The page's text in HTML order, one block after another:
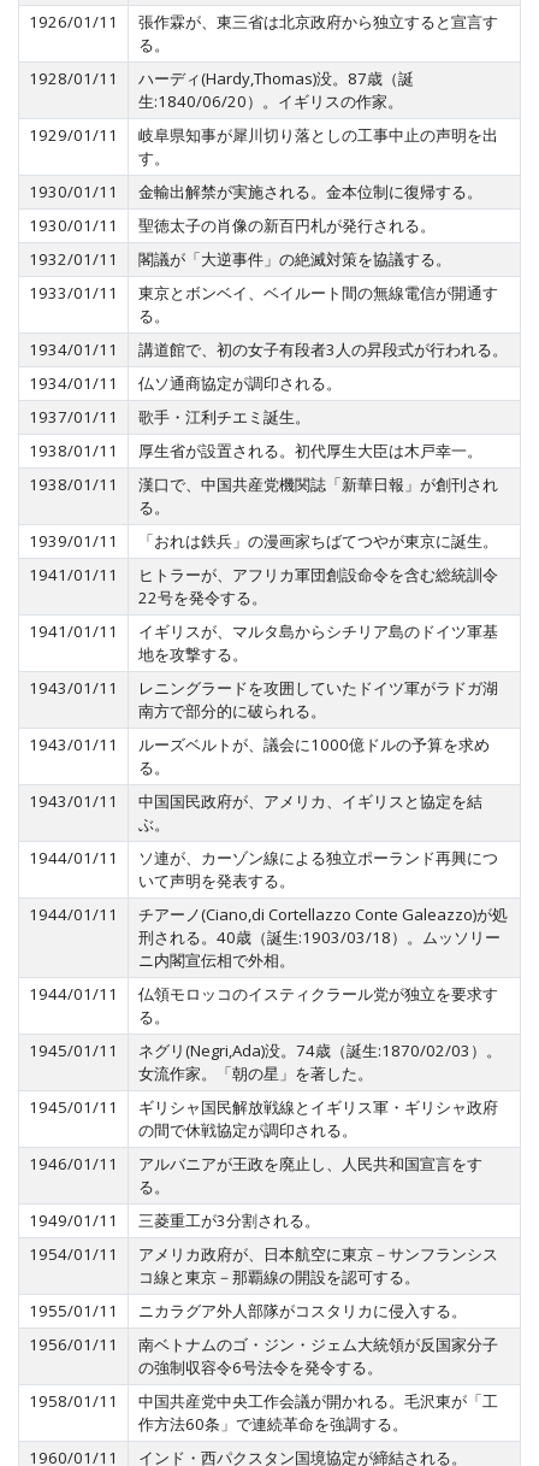
1926/01/11
張作霖が、東三省は北京政府から独立すると宣言す
る。
1928/01/11
ハーディ(Hardy,Thomas)没。87歳（誕
生:1840/06/20）。イギリスの作家。
1929/01/11
岐阜県知事が犀川切り落としの工事中止の声明を出
す。
1930/01/11
金輸出解禁が実施される。金本位制に復帰する。
1930/01/11
聖徳太子の肖像の新百円札が発行される。
1932/01/11
閣議が「大逆事件」の絶滅対策を協議する。
1933/01/11
東京とボンベイ、ベイルート間の無線電信が開通す
る。
1934/01/11
講道館で、初の女子有段者3人の昇段式が行われる。
1934/01/11
仏ソ通商協定が調印される。
1937/01/11
歌手・江利チエミ誕生。
1938/01/11
厚生省が設置される。初代厚生大臣は木戸幸一。
1938/01/11
漢口で、中国共産党機関誌「新華日報」が創刊され
る。
1939/01/11
「おれは鉄兵」の漫画家ちばてつやが東京に誕生。
1941/01/11
ヒトラーが、アフリカ軍団創設命令を含む総統訓令
22号を発令する。
1941/01/11
イギリスが、マルタ島からシチリア島のドイツ軍基
地を攻撃する。
1943/01/11
レニングラードを攻囲していたドイツ軍がラドガ湖
南方で部分的に破られる。
1943/01/11
ルーズベルトが、議会に1000億ドルの予算を求め
る。
1943/01/11
中国国民政府が、アメリカ、イギリスと協定を結
ぶ。
1944/01/11
ソ連が、カーゾン線による独立ポーランド再興につ
いて声明を発表する。
1944/01/11
チアーノ(Ciano,di Cortellazzo Conte Galeazzo)が処
刑される。40歳（誕生:1903/03/18）。ムッソリー
ニ内閣宣伝相で外相。
1944/01/11
仏領モロッコのイスティクラール党が独立を要求す
る。
1945/01/11
ネグリ(Negri,Ada)没。74歳（誕生:1870/02/03）。
女流作家。「朝の星」を著した。
1945/01/11
ギリシャ国民解放戦線とイギリス軍・ギリシャ政府
の間で休戦協定が調印される。
1946/01/11
アルバニアが王政を廃止し、人民共和国宣言をす
る。
1949/01/11
三菱重工が3分割される。
1954/01/11
アメリカ政府が、日本航空に東京－サンフランシス
コ線と東京－那覇線の開設を認可する。
1955/01/11
ニカラグア外人部隊がコスタリカに侵入する。
1956/01/11
南ベトナムのゴ・ジン・ジェム大統領が反国家分子
の強制収容令6号法令を発令する。
1958/01/11
中国共産党中央工作会議が開かれる。毛沢東が「工
作方法60条」で連続革命を強調する。
1960/01/11
インド・西パクスタン国境協定が締結される。